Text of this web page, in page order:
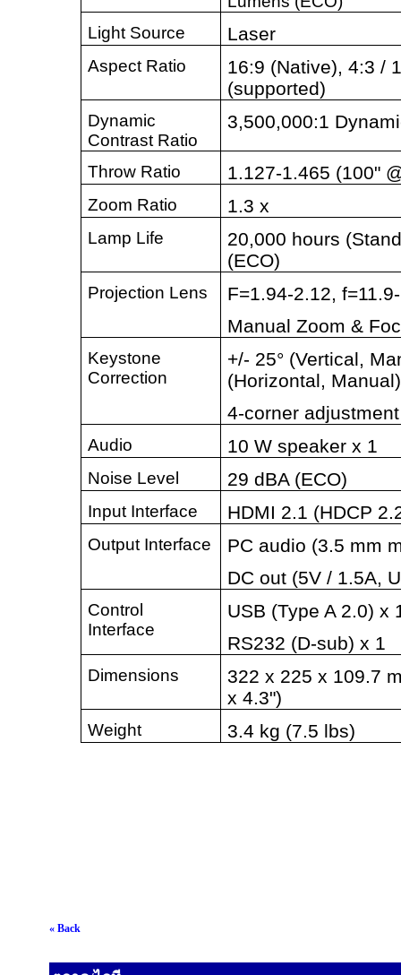
Light Source
Laser
Aspect Ratio
16:9 (Native), 4:3 /
(supported)
Dynamic
Contrast Ratio
3,500,000:1
Throw Ratio 1.127-1.465 (100"
Zoom Ratio 1.3 x
Lamp Life
20,000 hours
(ECO)
Projection Lens
F=1.94-2.12,
Manual Zoom &
Keystone
Correction
+/- 25° (Vertical,
(Horizontal, Manual)
4-corner adjustment
Audio 10 W speaker x 1
Noise Level 29 dBA (ECO)
Input Interface HDMI 2.1 (HDCP
Output Interface
PC audio (3.5 mm
DC out (5V / 1.5A,
Control
Interface
USB (Type A 2.0) x
RS232 (D-sub) x 1
Dimensions
322 x 225 x 109.7
x 4.3")
Weight 3.4 kg (7.5 lbs)
« Back